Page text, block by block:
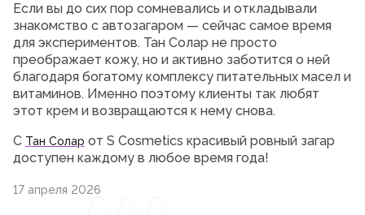
Если вы до сих пор сомневались и откладывали
знакомство с автозагаром — сейчас самое время
для экспериментов. Тан Солар не просто
преображает кожу, но и активно заботится о ней
благодаря богатому комплексу питательных масел и
витаминов. Именно поэтому клиенты так любят
этот крем и возвращаются к нему снова.
С Тан Солар от S Cosmetics красивый ровный загар
доступен каждому в любое время года!
17 апреля 2026